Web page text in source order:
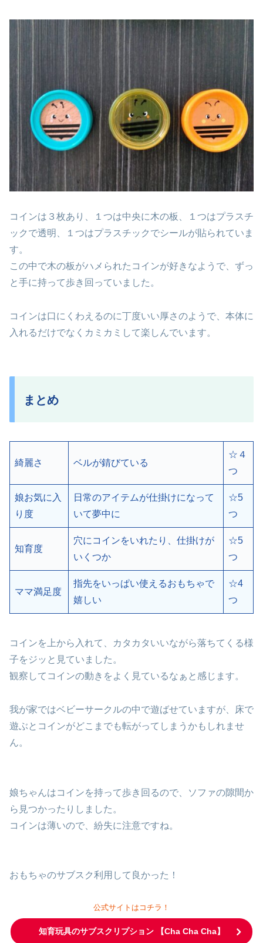
コインは３枚あり、１つは中央に木の板、１つはプラスチ
ックで透明、１つはプラスチックでシールが貼られていま
す。
この中で木の板がハメられたコインが好きなようで、ずっ
と手に持って歩き回っていました。
コインは口にくわえるのに丁度いい厚さのようで、本体に
入れるだけでなくカミカミして楽しんでいます。
まとめ
綺麗さ ベルが錆びている
☆４
つ
娘お気に入
り度
日常のアイテムが仕掛けになって
いて夢中に
☆5
つ
知育度
穴にコインをいれたり、仕掛けが
いくつか
☆5
つ
ママ満足度
指先をいっぱい使えるおもちゃで
嬉しい
☆4
つ
コインを上から入れて、カタカタいいながら落ちてくる様
子をジッと見ていました。
観察してコインの動きをよく見ているなぁと感じます。
我が家ではベビーサークルの中で遊ばせていますが、床で
遊ぶとコインがどこまでも転がってしまうかもしれませ
ん。
娘ちゃんはコインを持って歩き回るので、ソファの隙間か
ら見つかったりしました。
コインは薄いので、紛失に注意ですね。
おもちゃのサブスク利用して良かった！
公式サイトはコチラ！
知育玩具のサブスクリプション 【Cha Cha Cha】